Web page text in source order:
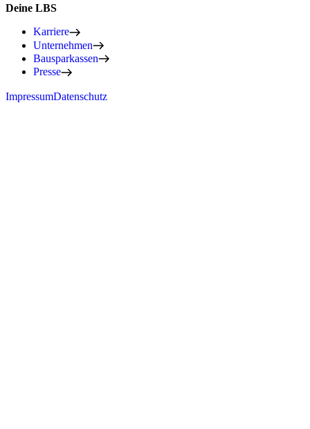
Deine LBS
Karriere
Unternehmen
Bausparkassen
Presse
ImpressumDatenschutz